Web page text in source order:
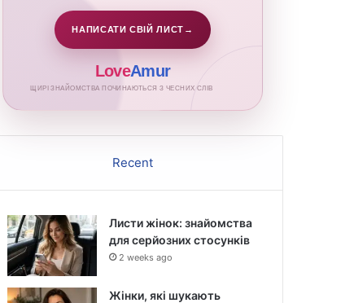
НАПИСАТИ СВІЙ ЛИСТ →
LoveAmur
ЩИРІ ЗНАЙОМСТВА ПОЧИНАЮТЬСЯ З ЧЕСНИХ СЛІВ
Recent
Листи жінок: знайомства
для серйозних стосунків
2 weeks ago
Жінки, які шукають